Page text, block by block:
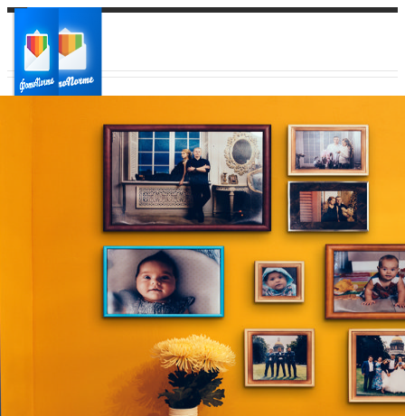
Ваш регион доставки
Выберите из списка: